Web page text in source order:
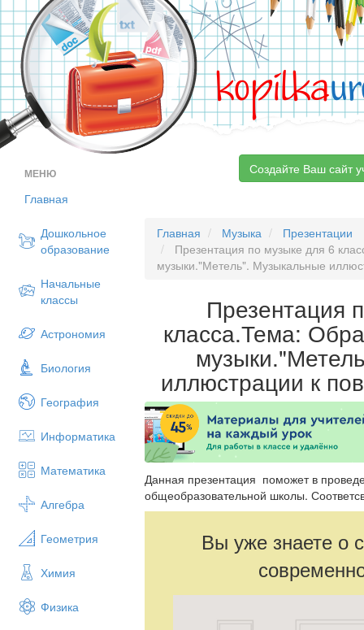
kopilka
МЕНЮ
Главная
Дошкольное
образование
Начальные
классы
Астрономия
Биология
География
Информатика
Математика
Алгебра
Геометрия
Химия
Физика
Создайте Ваш сайт
Главная Музыка
Презентации
Презентация по музыке для 6
музыки."Метель". Музыкальные
Презентация
класса.Тема:
иллюстрации к
Данная презентация поможет в
общеобразовательной школы.
Вы уже знаете о